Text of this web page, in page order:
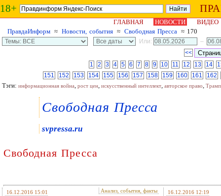
18+
ГЛАВНАЯ НОВОСТИ
ВИДЕО
ПравдаИнформ ≈ Новости, события ≈ Свободная Пресса ≈ 170
Или:
–
<<
1
2 3 4 5 6 7 8 9 10 11 12 13 14
151
152 153 154 155 156 157 158 159 160 161 162
Тэги: информационная война, рост цен, искусственный интеллект, авторское право, Трамп
Свободная Пресса
svpressa.ru
Свободная Пресса
16.12.2016 15:01 Анализ, события, факты 16.12.2016 12:19